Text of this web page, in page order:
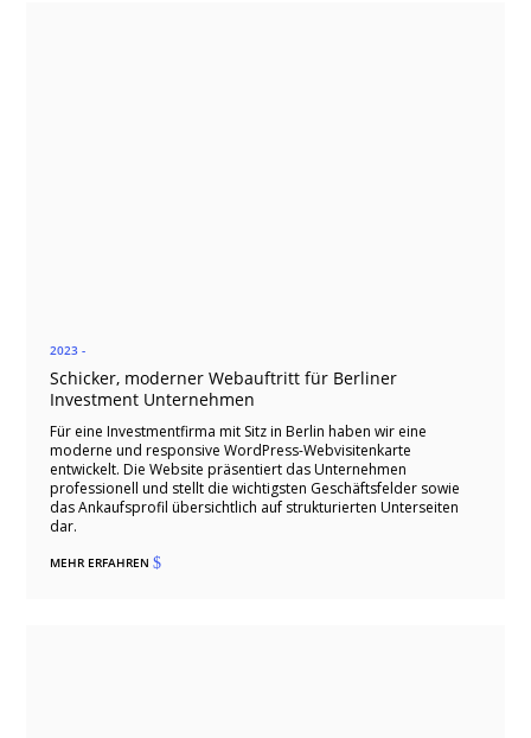
2023 -
Schicker, moderner Webauftritt für Berliner
Investment Unternehmen
Für eine Investmentfirma mit Sitz in Berlin haben wir eine
moderne und responsive WordPress-Webvisitenkarte
entwickelt. Die Website präsentiert das Unternehmen
professionell und stellt die wichtigsten Geschäftsfelder sowie
das Ankaufsprofil übersichtlich auf strukturierten Unterseiten
dar.
MEHR ERFAHREN$